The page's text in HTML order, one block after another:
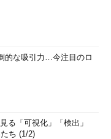
的な吸引力…今注目のロ
る「可視化」「検出」
ち (1/2)